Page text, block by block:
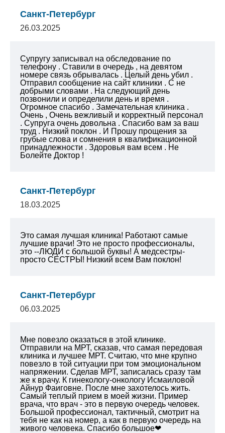
Санкт-Петербург
26.03.2025
Супругу записывал на обследование по
телефону . Ставили в очередь , на девятом
номере связь обрывалась . Целый день убил .
Отправил сообщение на сайт клиники . С не
добрыми словами . На следующий день
позвонили и определили день и время .
Огромное спасибо . Замечательная клиника .
Очень , Очень вежливый и корректный персонал
. Супруга очень довольна . Спасибо вам за ваш
труд . Низкий поклон . И Прошу прощения за
грубые слова и сомнения в квалификационной
принадлежности . Здоровья вам всем . Не
Болейте Доктор !
Санкт-Петербург
18.03.2025
Это самая лучшая клиника! Работают самые
лучшие врачи! Это не просто профессионалы,
это --ЛЮДИ с большой буквы! А медсестры-
просто СЕСТРЫ! Низкий всем Вам поклон!
Санкт-Петербург
06.03.2025
Мне повезло оказаться в этой клинике.
Отправили на МРТ, сказав, что самая передовая
клиника и лучшее МРТ. Считаю, что мне крупно
повезло в той ситуации при том эмоциональном
напряжении. Сделав МРТ, записалась сразу там
же к врачу. К гинекологу-онкологу Исмаиловой
Айнур Фаиговне. После мне захотелось жить.
Самый теплый прием в моей жизни. Пример
врача, что врач - это в первую очередь человек.
Большой профессионал, тактичный, смотрит на
тебя не как на номер, а как в первую очередь на
живого человека. Спасибо большое❤